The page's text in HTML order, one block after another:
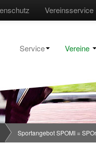
Vereinsservice
Service Vereine
Sportangebot SPOMI =